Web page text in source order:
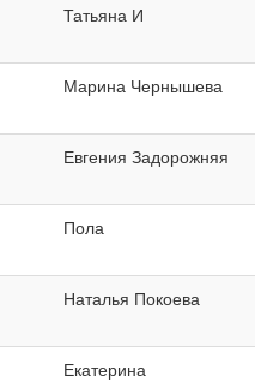
Татьяна И
Марина Чернышева
Евгения Задорожняя
Пола
Наталья Покоева
Екатерина